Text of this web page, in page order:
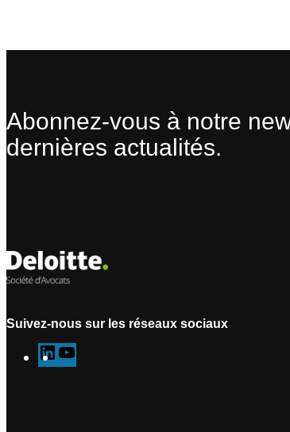
Abonnez-vous à notre
dernières actualités.
Suivez-nous sur les réseaux sociaux
L
i
o